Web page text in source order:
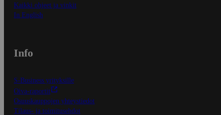
Kaikki ohjeet ja vinkit
In English
Info
S-Business yrityksille
Oiva-raportit
Osuuskauppojen yhteystiedot
Tilaus- ja toimitusehdot